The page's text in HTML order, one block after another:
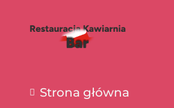
Strona główna